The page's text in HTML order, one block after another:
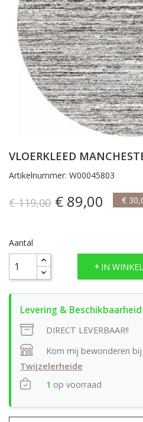
VLOERKLEED
Artikelnummer: W00045803
€ 119,00 € 89,00 €
Aantal
IN
DIRECT LEVERBAAR!!
Kom mij bewonderen bij
Twijzelerheide
1 op voorraad